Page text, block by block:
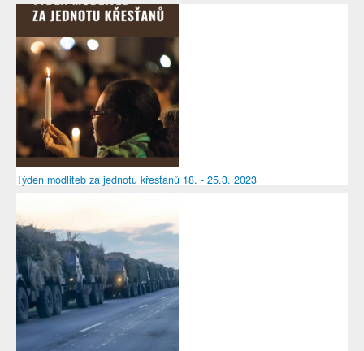
Týden modliteb za jednotu křesťanů 18. - 25.3. 2023